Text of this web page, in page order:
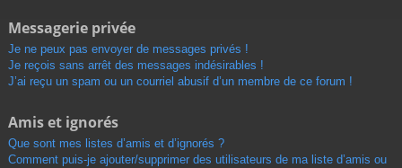
Messagerie privée
Je ne peux pas envoyer de messages privés !
Je reçois sans arrêt des messages indésirables !
J’ai reçu un spam ou un courriel abusif d’un membre de ce forum !
Amis et ignorés
Que sont mes listes d’amis et d’ignorés ?
Comment puis-je ajouter/supprimer des utilisateurs de ma liste d’amis ou